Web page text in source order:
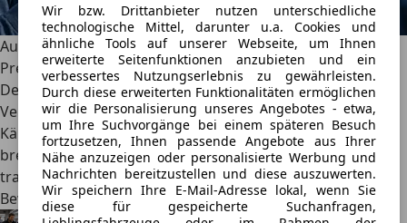
Wir bzw. Drittanbieter nutzen unterschiedliche
technologische Mittel, darunter u.a. Cookies und
ähnliche Tools auf unserer Webseite, um Ihnen
erweiterte Seitenfunktionen anzubieten und ein
verbessertes Nutzungserlebnis zu gewährleisten.
Durch diese erweiterten Funktionalitäten ermöglichen
wir die Personalisierung unseres Angebotes - etwa,
um Ihre Suchvorgänge bei einem späteren Besuch
fortzusetzen, Ihnen passende Angebote aus Ihrer
Nähe anzuzeigen oder personalisierte Werbung und
Nachrichten bereitzustellen und diese auszuwerten.
Wir speichern Ihre E-Mail-Adresse lokal, wenn Sie
diese für gespeicherte Suchanfragen,
Autokauf-Ratgeber: Die besten Plattformen für maximale
Preistransparenz
Der Gebrauchtmarkt galt lange Zeit als intransparent:
Verkäufer wussten alles über den Zustand des Wagens,
Käufer mussten mühsam vergleichen. Moderne Tools
brechen dieses System auf. Wir zeigen, wie man
transparente Preise findet und wie KI-gestützte
Bewertungen vor überteuerten Angeboten schützt.